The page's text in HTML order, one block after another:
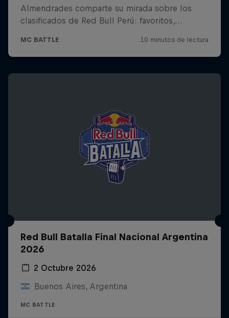
Red Bull Batalla Final Nacional Argentina
2026
2 Octubre 2026
Buenos Aires, Argentina
MC BATTLE